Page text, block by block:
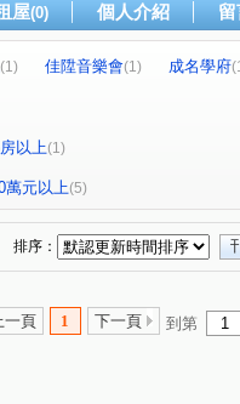
屋(0) 個人介紹
(1) 佳陞音樂會(1) 成名學府
新五路三段
新五路二段
芳洲一路(1) 成泰路三段(1)
以上(1)
萬元以上(5)
排序：
一頁 1 下一頁 到第